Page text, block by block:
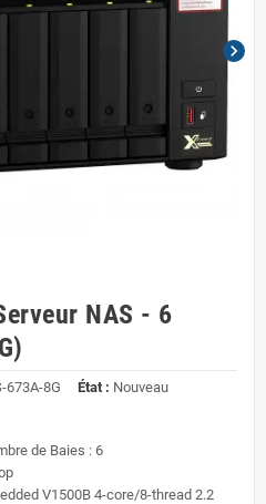
chevron_right
NAS - 6
673A-8G État : Nouveau
de Baies : 6
V1500B 4-core/8-thread 2.2